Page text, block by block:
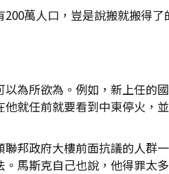
萬人口，豈是說搬就搬得了
為所欲為。例如，新上任的
就任前就要看到中東停火，
邦政府大樓前面抗議的人群
馬斯克自己也說，他得罪太